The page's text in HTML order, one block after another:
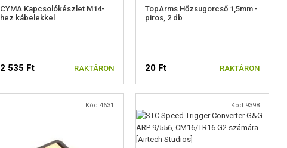
CYMA Kapcsolókészlet M14-
hez kábelekkel
2 535 Ft RAKTÁRON
TopArms Hőzsugorcső 1,5mm -
piros, 2 db
20 Ft RAKTÁRON
Kód 4631 Kód 9398